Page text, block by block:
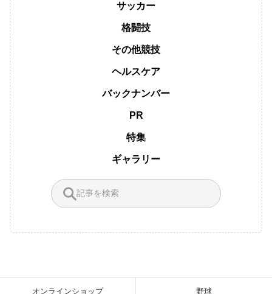
サッカー
格闘技
その他競技
ヘルスケア
バックナンバー
PR
特集
ギャラリー
オンラインショップ 野球